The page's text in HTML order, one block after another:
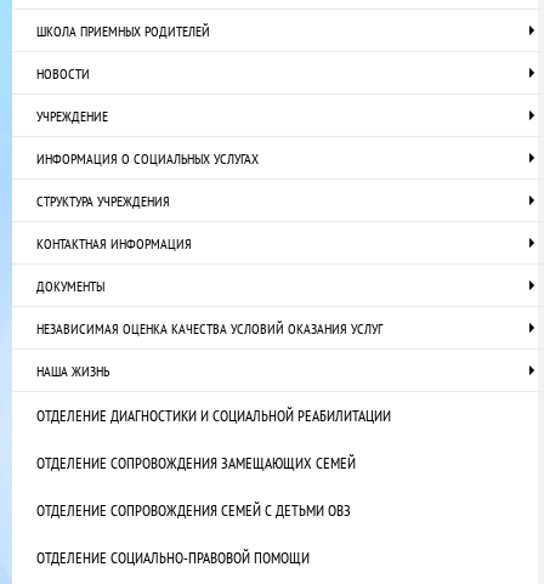
ШКОЛА ПРИЕМНЫХ РОДИТЕЛЕЙ
НОВОСТИ
УЧРЕЖДЕНИЕ
ИНФОРМАЦИЯ О СОЦИАЛЬНЫХ УСЛУГАХ
СТРУКТУРА УЧРЕЖДЕНИЯ
КОНТАКТНАЯ ИНФОРМАЦИЯ
ДОКУМЕНТЫ
НЕЗАВИСИМАЯ ОЦЕНКА КАЧЕСТВА УСЛОВИЙ ОКАЗАНИЯ УСЛУГ
НАША ЖИЗНЬ
ОТДЕЛЕНИЕ ДИАГНОСТИКИ И СОЦИАЛЬНОЙ РЕАБИЛИТАЦИИ
ОТДЕЛЕНИЕ СОПРОВОЖДЕНИЯ ЗАМЕЩАЮЩИХ СЕМЕЙ
ОТДЕЛЕНИЕ СОПРОВОЖДЕНИЯ СЕМЕЙ С ДЕТЬМИ ОВЗ
ОТДЕЛЕНИЕ СОЦИАЛЬНО-ПРАВОВОЙ ПОМОЩИ